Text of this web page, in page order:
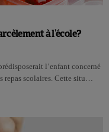
à l’école?
l’enfant concerné
repas scolaires. Cette situ…